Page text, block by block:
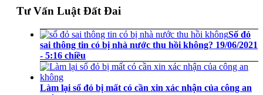
Tư Vấn Luật Đất Đai
Sổ đỏ
sai thông tin có bị nhà nước thu hồi không? 19/06/2021
- 5:16 chiều
Làm lại sổ đỏ bị mất có cần xin xác nhận của công an